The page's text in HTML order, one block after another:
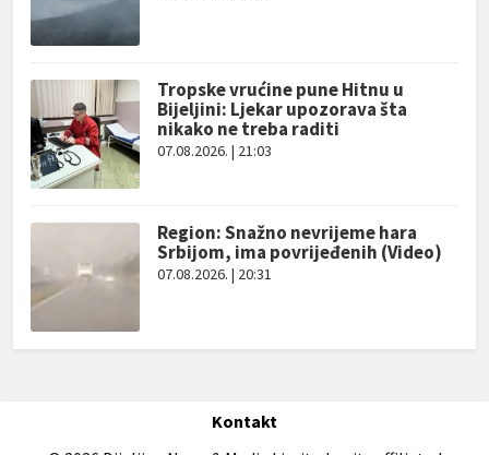
Tropske vrućine pune Hitnu u
Bijeljini: Ljekar upozorava šta
nikako ne treba raditi
07.08.2026. | 21:03
Region: Snažno nevrijeme hara
Srbijom, ima povrijeđenih (Video)
07.08.2026. | 20:31
Kontakt